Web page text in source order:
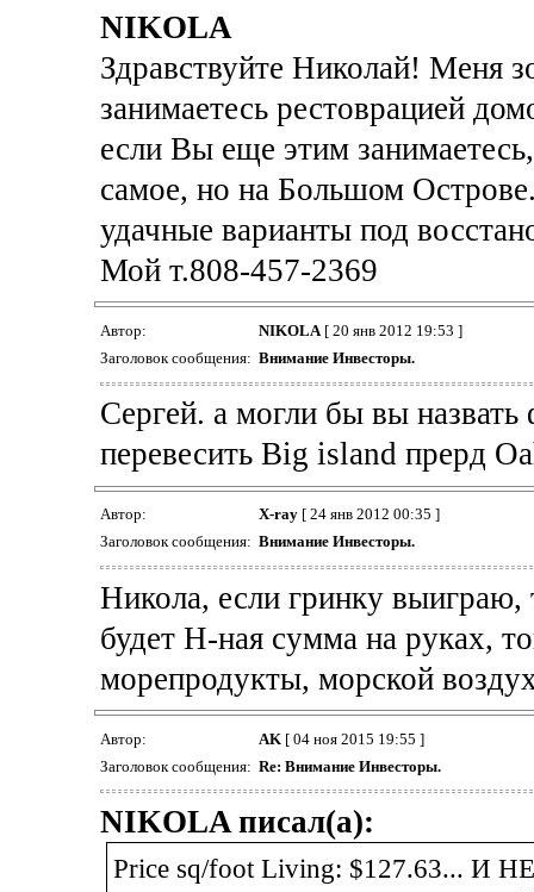
NIKOLA
Здравствуйте Николай! Меня
занимаетесь рестоврацией
если Вы еще этим
самое, но на Большом
удачные варианты под
Мой т.808-457-2369
Автор: NIKOLA[ 20 янв 2012 19:53 ]
Заголовок сообщения: Внимание Инвесторы.
Сергей. а могли бы вы
перевесить Big island прерд
Автор: X-ray[ 24 янв 2012 00:35 ]
Заголовок сообщения: Внимание Инвесторы.
Никола, если гринку выиграю,
будет Н-ная сумма на руках,
морепродукты, морской
Автор: AK[ 04 ноя 2015 19:55 ]
Заголовок сообщения: Re: Внимание Инвесторы.
NIKOLA писал(а):
Price sq/foot Living: $127.63... И